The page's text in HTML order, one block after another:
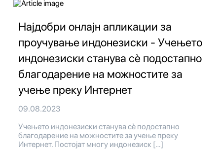
Најдобри онлајн апликации за
проучување индонезиски - Учењето
индонезиски станува сè подостапно
благодарение на можностите за
учење преку Интернет
09.08.2023
Учењето индонезиски станува сè подостапно
благодарение на можностите за учење преку
Интернет. Постојат многу индонезиск […]